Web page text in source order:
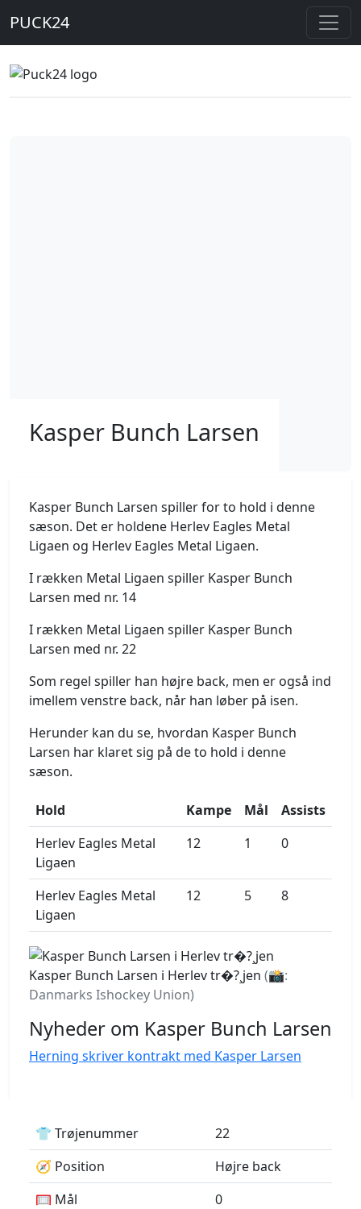
PUCK24
Kasper Bunch Larsen
Kasper Bunch Larsen spiller for to hold i denne
sæson. Det er holdene Herlev Eagles Metal
Ligaen og Herlev Eagles Metal Ligaen.
I rækken Metal Ligaen spiller Kasper Bunch
Larsen med nr. 14
I rækken Metal Ligaen spiller Kasper Bunch
Larsen med nr. 22
Som regel spiller han højre back, men er også ind
imellem venstre back, når han løber på isen.
Herunder kan du se, hvordan Kasper Bunch
Larsen har klaret sig på de to hold i denne
sæson.
Hold Kampe Mål
Assists
Herlev Eagles Metal
Ligaen
12 1 0
Herlev Eagles Metal
Ligaen
12 5 8
Kasper Bunch Larsen i Herlev tr�?¸jen (📸:
Danmarks Ishockey Union)
Nyheder om Kasper Bunch Larsen
Herning skriver kontrakt med Kasper Larsen
👕 Trøjenummer
22
🧭 Position
Højre back
🥅 Mål
0